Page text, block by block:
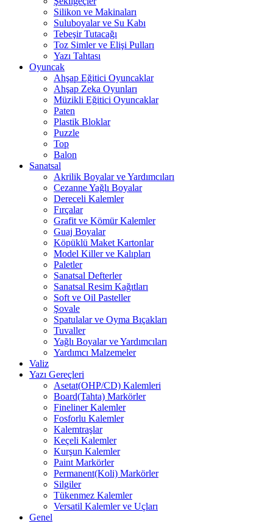
Silikon ve Makinaları
Suluboyalar ve Su Kabı
Tebeşir Tutacağı
Toz Simler ve Elişi Pulları
Yazı Tahtası
Oyuncak
Ahşap Eğitici Oyuncaklar
Ahşap Zeka Oyunları
Müzikli Eğitici Oyuncaklar
Paten
Plastik Bloklar
Puzzle
Top
Balon
Sanatsal
Akrilik Boyalar ve Yardımcıları
Cezanne Yağlı Boyalar
Dereceli Kalemler
Fırçalar
Grafit ve Kömür Kalemler
Guaj Boyalar
Köpüklü Maket Kartonlar
Model Killer ve Kalıpları
Paletler
Sanatsal Defterler
Sanatsal Resim Kağıtları
Soft ve Oil Pasteller
Şovale
Spatulalar ve Oyma Bıçakları
Tuvaller
Yağlı Boyalar ve Yardımcıları
Yardımcı Malzemeler
Valiz
Yazı Gereçleri
Asetat(OHP/CD) Kalemleri
Board(Tahta) Markörler
Fineliner Kalemler
Fosforlu Kalemler
Kalemtraşlar
Keçeli Kalemler
Kurşun Kalemler
Paint Markörler
Permanent(Koli) Markörler
Silgiler
Tükenmez Kalemler
Versatil Kalemler ve Uçları
Genel